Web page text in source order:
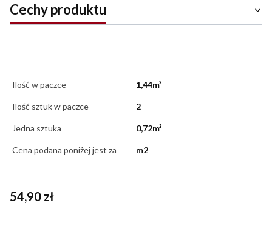
Cechy produktu
Ilość w paczce 1,44m²
Ilość sztuk w paczce 2
Jedna sztuka 0,72m²
Cena podana poniżej jest za m2
Cena
54,90 zł